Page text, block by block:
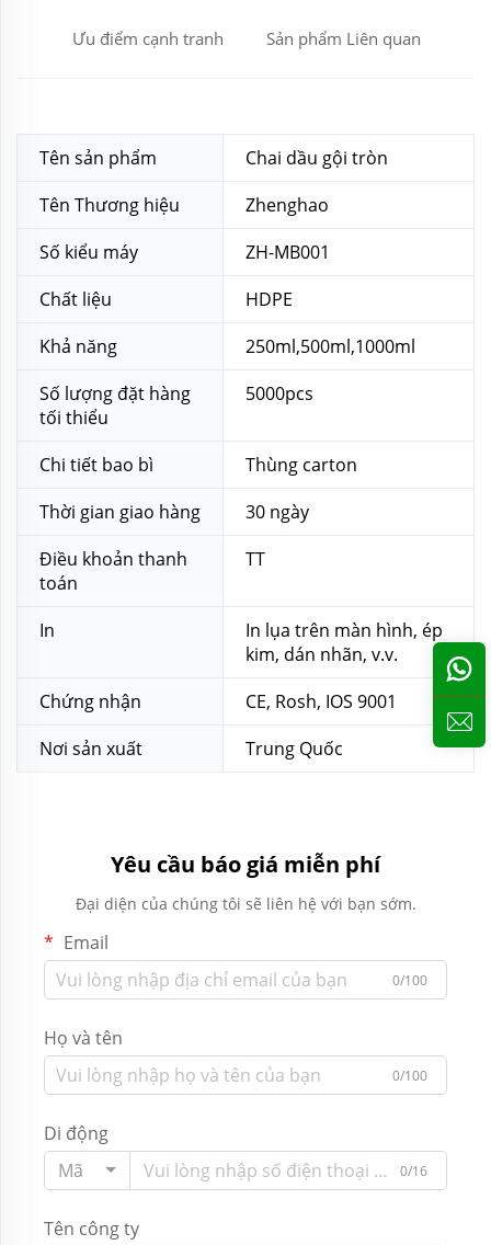
Ưu điểm cạnh tranh Sản phẩm Liên quan
Tên sản phẩm
Chai dầu gội tròn
Tên Thương hiệu
Zhenghao
Số kiểu máy
ZH-MB001
Chất liệu
HDPE
Khả năng
250ml,500ml,1000ml
Số lượng đặt hàng
tối thiểu
5000pcs
Chi tiết bao bì
Thùng carton
Thời gian giao hàng
30 ngày
Điều khoản thanh
toán
TT
In
In lụa trên màn hình, ép
kim, dán nhãn, v.v.
Chứng nhận
CE, Rosh, IOS 9001
Nơi sản xuất
Trung Quốc
Yêu cầu báo giá miễn phí
Đại diện của chúng tôi sẽ liên hệ với bạn sớm.
Email
0/100
Họ và tên
0/100
Di động
Mã
0/16
Tên công ty